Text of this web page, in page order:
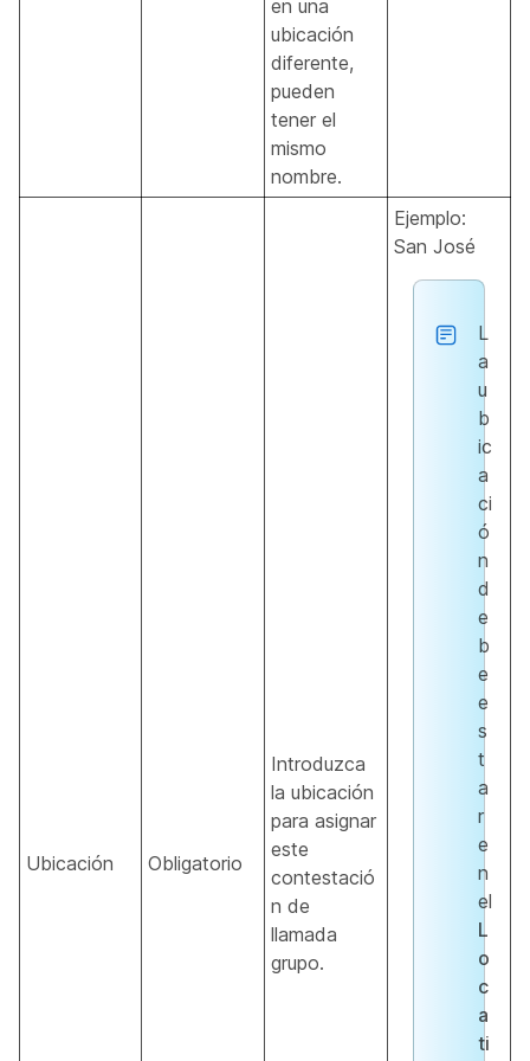
en una
ubicación
diferente,
pueden
tener el
mismo
nombre.
Ubicación Obligatorio
Introduzca
la ubicación
para asignar
este
contestació
n de
llamada
grupo.
Ejemplo:
San José
L
a
u
b
ic
a
ci
ó
n
d
e
b
e
e
s
t
a
r
e
n
el
L
o
c
a
ti